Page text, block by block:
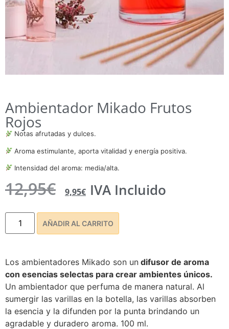
Ambientador Mikado Frutos
Rojos
Notas afrutadas y dulces.
Aroma estimulante, aporta vitalidad y energía positiva.
Intensidad del aroma: media/alta.
12,95€ 9,95€ IVA Incluido
AÑADIR AL CARRITO
Los ambientadores Mikado son un difusor de aroma
con esencias selectas para crear ambientes únicos.
Un ambientador que perfuma de manera natural. Al
sumergir las varillas en la botella, las varillas absorben
la esencia y la difunden por la punta brindando un
agradable y duradero aroma. 100 ml.